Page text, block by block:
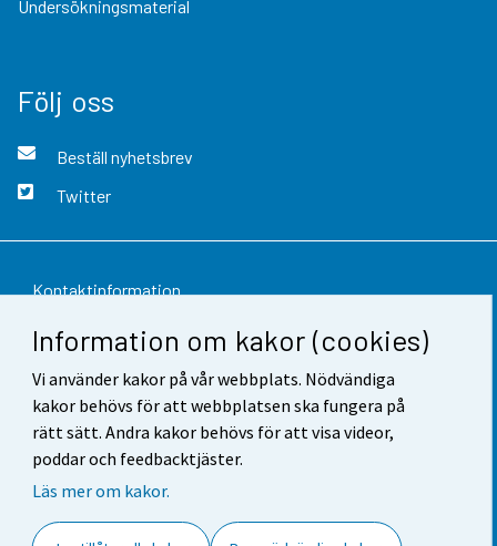
Information om kakor (cookies)
Vi använder kakor på vår webbplats. Nödvändiga
kakor behövs för att webbplatsen ska fungera på
rätt sätt. Andra kakor behövs för att visa videor,
poddar och feedbacktjäster.
Läs mer om kakor.
Undersökningsmaterial
Följ oss
Beställ nyhetsbrev
Twitter
Kontaktinformation
Respons
Användarvillkor
Dataskydd
Tillgänglighet